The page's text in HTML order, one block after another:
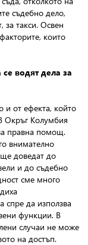
съдебно дело,
за такси. Освен
които
водят дела за
и от ефекта, който
Окръг Колумбия
правна помощ.
внимателно
доведат до
и до съдебно
сме много
спре да използва
функции. В
случаи не може
на достъп.